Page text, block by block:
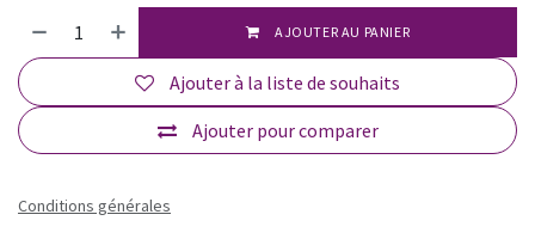
AJOUTER AU PANIER
Ajouter pour comparer
Ajouter à la liste de souhaits
Conditions générales